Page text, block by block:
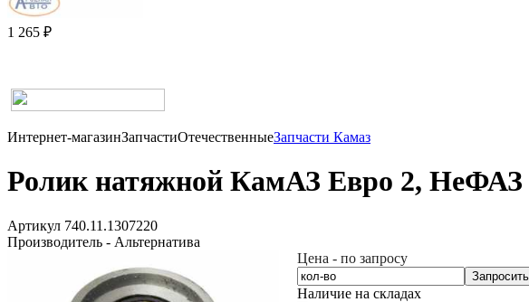
1 265 ₽
Интернет-магазинЗапчастиОтечественныеЗапчасти Камаз
Ролик натяжной КамАЗ Евро 2, НеФАЗ
Артикул 740.11.1307220
Производитель - Альтернатива
Цена - по запросу
Запросить
Наличие на складах